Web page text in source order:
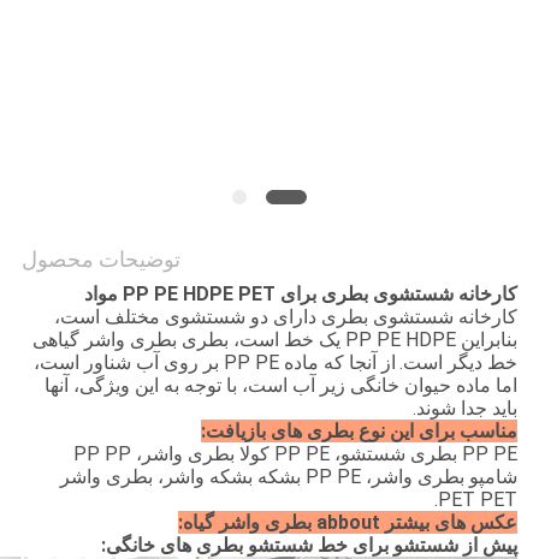
PRIVACY
POLICY
توضیحات محصول
کارخانه شستشوی بطری برای PP PE HDPE PET مواد
کارخانه شستشوی بطری دارای دو شستشوی مختلف است،
بنابراین PP PE HDPE یک خط است، بطری بطری واشر گیاهی
خط دیگر است.
از آنجا که ماده PP PE بر روی آب شناور است،
اما ماده حیوان خانگی زیر آب است، با توجه به این ویژگی، آنها
باید جدا شوند.
مناسب برای این نوع بطری های بازیافت:
PP PE بطری شستشو، PP PE کولا بطری واشر، PP PP
شامپو بطری واشر، PP PE بشکه بشکه واشر، بطری واشر
PET PET.
عکس های بیشتر abbout بطری واشر گیاه:
پیش از شستشو برای خط شستشو بطری های خانگی: